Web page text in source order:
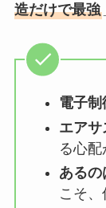
造だけで最強
電子制
エアサ
る心配
あるの
こそ、